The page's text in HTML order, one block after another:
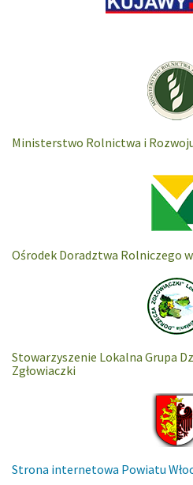
Ministerstwo Rolnictwa i
Ośrodek Doradztwa Rolniczego
Stowarzyszenie Lokalna Grupa
Zgłowiaczki
Strona internetowa Powiatu